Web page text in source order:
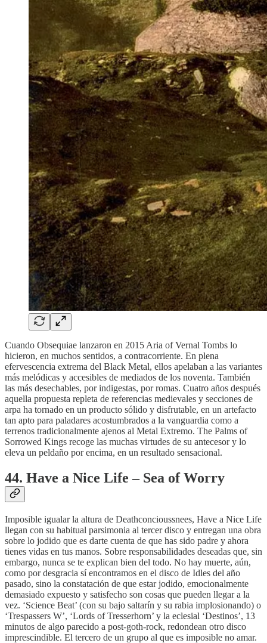
Cuando Obsequiae lanzaron en 2015 Aria of Vernal Tombs lo
hicieron, en muchos sentidos, a contracorriente. En plena
efervescencia extrema del Black Metal, ellos apelaban a las variantes
más melódicas y accesibles de mediados de los noventa. También
las más desechables, por indigestas, por romas. Cuatro años después
aquella propuesta repleta de referencias medievales y secciones de
arpa ha tornado en un producto sólido y disfrutable, en un artefacto
tan apto para paladares acostumbrados a la vanguardia como a
terrenos tradicionalmente ajenos al Metal Extremo. The Palms of
Sorrowed Kings recoge las muchas virtudes de su antecesor y lo
eleva un peldaño por encima, en un resultado sensacional.
44. Have a Nice Life – Sea of Worry
Imposible igualar la altura de Deathconcioussnees, Have a Nice Life
llegan con su habitual parsimonia al tercer disco y entregan una obra
sobre lo jodido que es darte cuenta de que has sido padre y ahora
tienes vidas en tus manos. Sobre responsabilidades deseadas que, sin
embargo, nunca se te explican bien del todo. No hay muerte, aún,
como por desgracia sí encontramos en el disco de Idles del año
pasado, sino la constatación de que estar jodido, emocionalmente
demasiado expuesto y satisfecho son cosas que pueden llegar a la
vez. ‘Science Beat’ (con su bajo saltarín y su rabia implosionando) o
‘Trespassers W’, ‘Lords of Tresserhorn’ y la eclesial ‘Destinos’, 13
minutos de algo parecido a post-goth-rock, redondean otro disco
imprescindible. El tercero de un grupo al que es imposible no amar.